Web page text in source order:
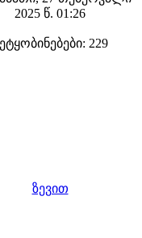
2025 წ. 01:26
229
ზევით